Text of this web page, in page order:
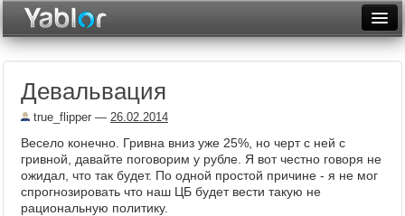
Рейтинги
Архив
Девальвация
true_flipper — 26.02.2014
Весело конечно. Гривна вниз уже 25%, но черт с ней с
гривной, давайте поговорим у рубле. Я вот честно говоря не
ожидал, что так будет. По одной простой причине - я не мог
спрогнозировать что наш ЦБ будет вести такую не
рациональную политику.